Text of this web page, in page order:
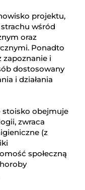
projektu,
wśród
oraz
Ponadto
zapoznanie i
dostosowany
i działania
stoisko obejmuje
zwraca
(z
społeczną